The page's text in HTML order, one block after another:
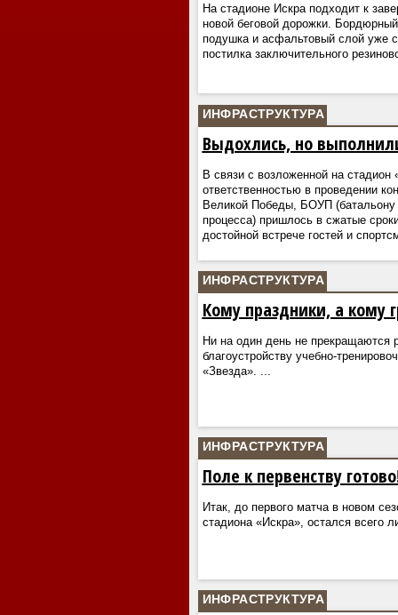
На стадионе Искра подходит к
новой беговой дорожки.
подушка и асфальтовый слой уже
постилка заключительного
ИНФРАСТРУКТУРА
Выдохлись, но
В связи с возложенной на стадион
ответственностью в проведении
Великой Победы, БОУП (батальону
процесса) пришлось в сжатые
достойной встрече гостей и
ИНФРАСТРУКТУРА
Кому праздники, а кому
Ни на один день не прекращаются
благоустройству учебно-
«Звезда».
ИНФРАСТРУКТУРА
Поле к первенству
Итак, до первого матча в новом
стадиона «Искра», остался всего
ИНФРАСТРУКТУРА